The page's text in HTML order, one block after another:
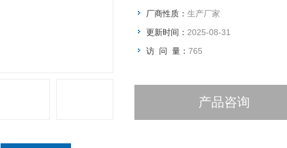
厂商性质： 生产厂家
更新时间： 2025-08-31
访 问 量： 765
产品咨询